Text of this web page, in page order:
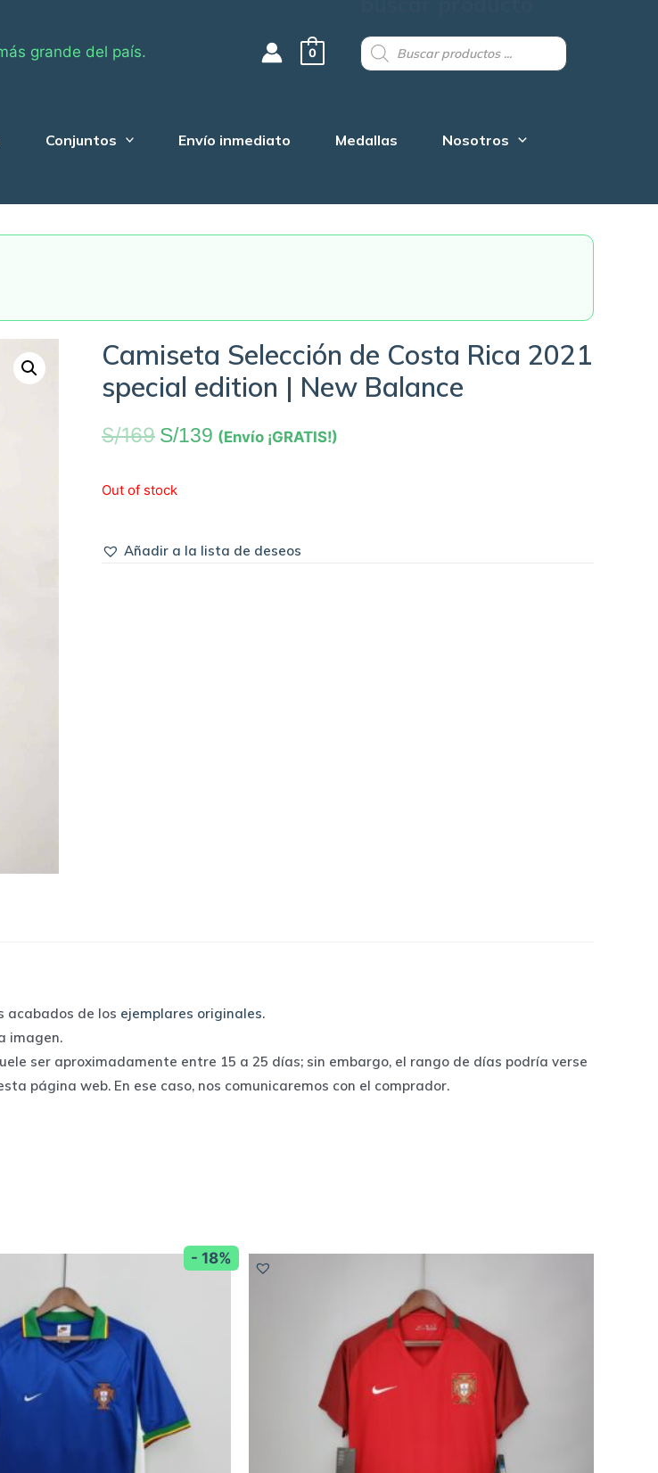
grande del país. 0
Products
search
Conjuntos Envío inmediato Medallas Nosotros
Camiseta Selección de Costa Rica 2021
special edition | New Balance
S/169 S/139 (Envío ¡GRATIS!)
Out of stock
Añadir a la lista de deseos
acabados de los ejemplares originales.
imagen.
ser aproximadamente entre 15 a 25 días; sin embargo, el rango de días podría verse
página web. En ese caso, nos comunicaremos con el comprador.
- 18%